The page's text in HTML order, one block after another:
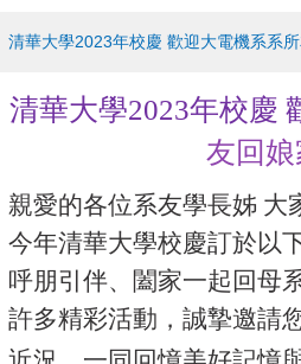
清華大學2023年校慶 歡迎大電機系系
清華大學2023年校慶
友回娘
親愛的各位系友學長姊 大
今年清華大學校慶訂於以
呼朋引伴、闔家一起回母
許多精彩活動，誠摯邀請